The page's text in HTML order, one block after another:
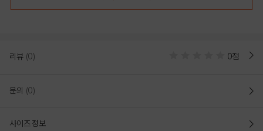
리뷰 (0) 0점
문의 (0)
사이즈 정보